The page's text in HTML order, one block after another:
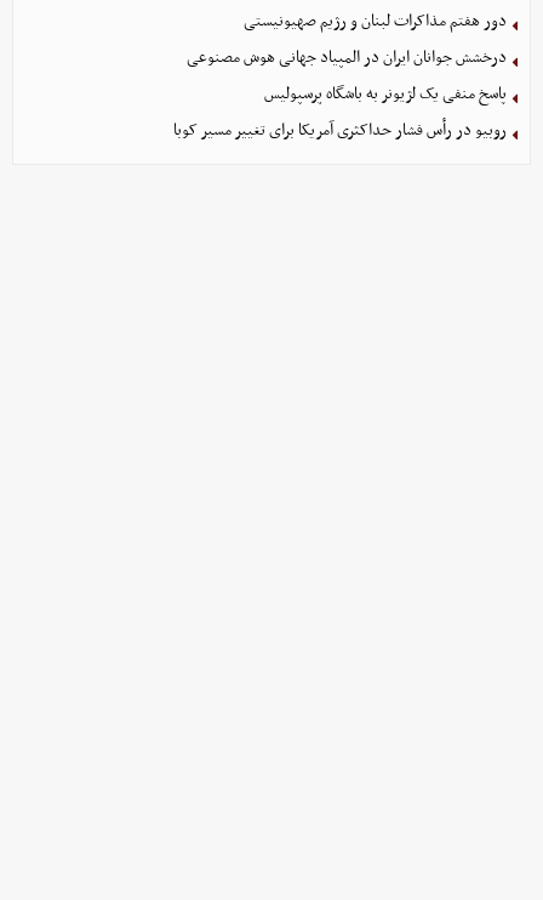
دور هفتم مذاکرات لبنان و رژیم صهیونیستی
درخشش جوانان ایران در المپیاد جهانی هوش مصنوعی
پاسخ منفی یک لژیونر به باشگاه پرسپولیس
روبیو در رأس فشار حداکثری آمریکا برای تغییر مسیر کوبا